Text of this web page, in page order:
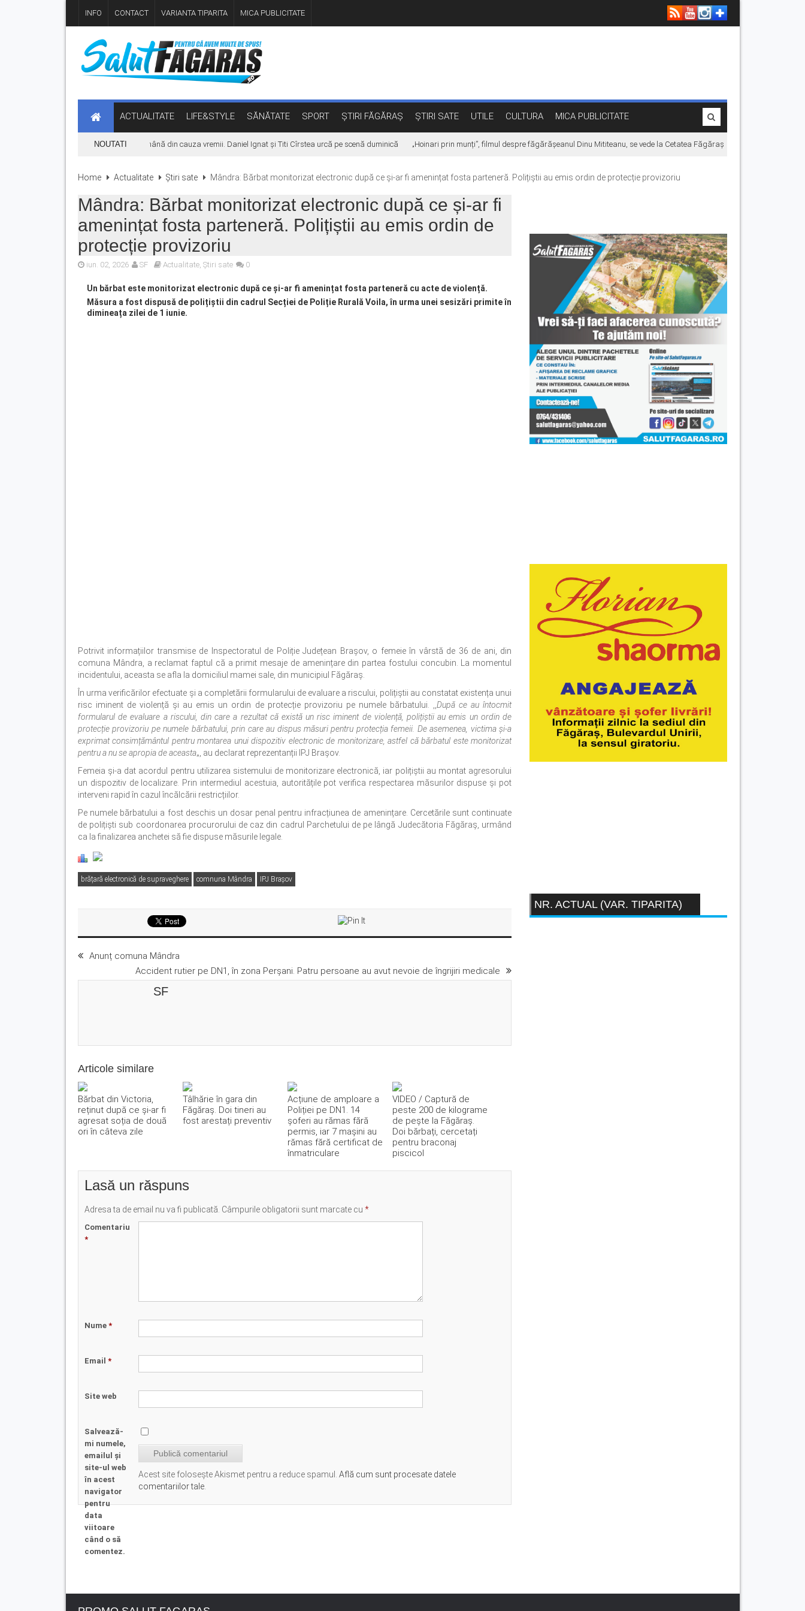
INFO CONTACT VARIANTA TIPARITA MICA PUBLICITATE
ACTUALITATE LIFE&STYLE SĂNĂTATE SPORT ȘTIRI FĂGĂRAȘ ȘTIRI SATE UTILE CULTURA MICA PUBLICITATE
NOUTATI
Concertul KLUMEA se amână din cauza vremii. Daniel Ignat și Titi Cîrstea urcă pe scenă duminică „Hoinari prin munți”, filmul despre făgărășeanul Dinu Mititeanu, se vede la Cetatea Făgărașului, înainte de premiera
Home Actualitate Știri sate Mândra: Bărbat monitorizat electronic după ce și-ar fi amenințat fosta parteneră. Polițiștii au emis ordin de protecție provizoriu
Mândra: Bărbat monitorizat electronic după ce și-ar fi
amenințat fosta parteneră. Polițiștii au emis ordin de
protecție provizoriu
iun. 02, 2026 SF Actualitate Știri sate 0
Un bărbat este monitorizat electronic după ce și-ar fi amenințat fosta parteneră cu acte de violență.
Măsura a fost dispusă de polițiștii din cadrul Secției de Poliție Rurală Voila, în urma unei sesizări primite în
dimineața zilei de 1 iunie.
Potrivit informațiilor transmise de Inspectoratul de Poliție Județean Brașov, o femeie în vârstă de 36 de ani, din
comuna Mândra, a reclamat faptul că a primit mesaje de amenințare din partea fostului concubin. La momentul
incidentului, aceasta se afla la domiciliul mamei sale, din municipiul Făgăraș.
În urma verificărilor efectuate și a completării formularului de evaluare a riscului, polițiștii au constatat existența unui
risc iminent de violență și au emis un ordin de protecție provizoriu pe numele bărbatului. ,, După ce au întocmit
formularul de evaluare a riscului, din care a rezultat că există un risc iminent de violență, polițiștii au emis un ordin de
protecție provizoriu pe numele bărbatului, prin care au dispus măsuri pentru protecția femeii. De asemenea, victima și-a
exprimat consimțământul pentru montarea unui dispozitiv electronic de monitorizare, astfel că bărbatul este monitorizat
pentru a nu se apropia de aceasta„, au declarat reprezentanții IPJ Brașov.
Femeia și-a dat acordul pentru utilizarea sistemului de monitorizare electronică, iar polițiștii au montat agresorului
un dispozitiv de localizare. Prin intermediul acestuia, autoritățile pot verifica respectarea măsurilor dispuse și pot
interveni rapid în cazul încălcării restricțiilor.
Pe numele bărbatului a fost deschis un dosar penal pentru infracțiunea de amenințare. Cercetările sunt continuate
de polițiști sub coordonarea procurorului de caz din cadrul Parchetului de pe lângă Judecătoria Făgăraș, urmând
ca la finalizarea anchetei să fie dispuse măsurile legale.
brățară electronică de supraveghere comnuna Mândra IPJ Brașov
Anunț comuna Mândra
Accident rutier pe DN1, în zona Perșani. Patru persoane au avut nevoie de îngrijiri medicale
SF
Articole similare
Bărbat din Victoria,
reținut după ce și-ar fi
agresat soția de două
ori în câteva zile
Tâlhărie în gara din
Făgăraș. Doi tineri au
fost arestați preventiv
Acțiune de amploare a
Poliției pe DN1. 14
șoferi au rămas fără
permis, iar 7 mașini au
rămas fără certificat de
înmatriculare
VIDEO / Captură de
peste 200 de kilograme
de pește la Făgăraș.
Doi bărbați, cercetați
pentru braconaj
piscicol
Lasă un răspuns
Adresa ta de email nu va fi publicată. Câmpurile obligatorii sunt marcate cu *
Comentariu
*
Nume *
Email *
Site web
Salvează-
mi numele,
emailul și
site-ul web
în acest
navigator
pentru
data
viitoare
când o să
comentez.
Acest site folosește Akismet pentru a reduce spamul. Află cum sunt procesate datele
comentariilor tale
NR. ACTUAL (VAR. TIPARITA)